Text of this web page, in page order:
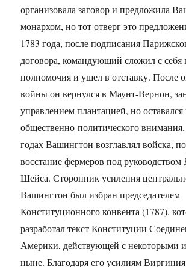
организовала заговор и предложила
монархом, но тот отверг это
1783 года, после подписания
договора, командующий сложил с себя
полномочия и ушел в отставку. После
войны он вернулся в Маунт-Вернон,
управлением плантацией, но
общественно-политического
годах Вашингтон возглавлял войска,
восстание фермеров под руководством
Шейса. Сторонник усиления
Вашингтон был избран председателем
Конституционного конвента (1787),
разработал текст Конституции
Америки, действующей с некоторыми
ныне. Благодаря его усилиям Виргиния